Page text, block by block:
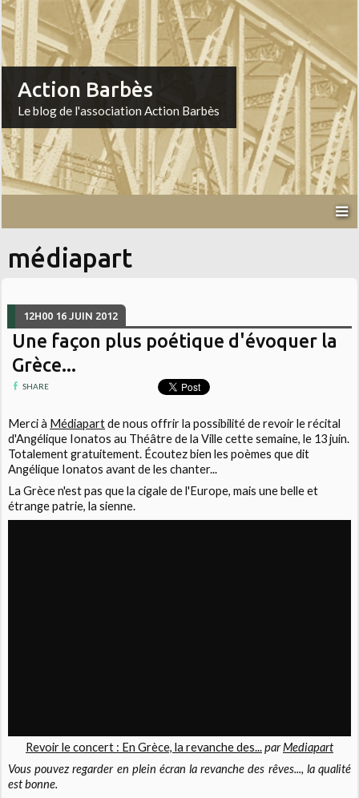
Action Barbès
Le blog de l'association Action Barbès
médiapart
12H00 16 JUIN 2012
Une façon plus poétique d'évoquer la
Grèce...
SHARE
Merci à Médiapartde nous offrir la possibilité de revoir le récital
d'Angélique Ionatos au Théâtre de la Ville cette semaine, le 13 juin.
Totalement gratuitement. Écoutez bien les poèmes que dit
Angélique Ionatos avant de les chanter...
La Grèce n'est pas que la cigale de l'Europe, mais une belle et
étrange patrie, la sienne.
Revoir le concert : En Grèce, la revanche des...parMediapart
Vous pouvez regarder en plein écran la revanche des rêves..., la qualité
est bonne.